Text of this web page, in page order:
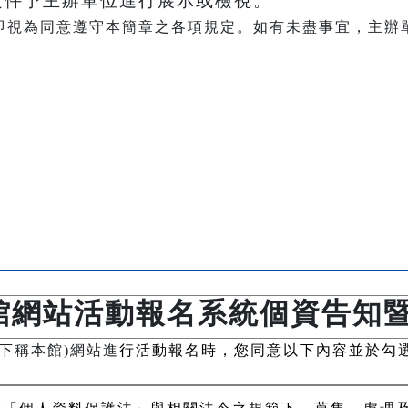
為同意遵守本簡章之各項規定。如有未盡事宜，主辦
網站活動報名系統個資告知
稱本館)網站進行活動報名時，您同意以下內容並於勾